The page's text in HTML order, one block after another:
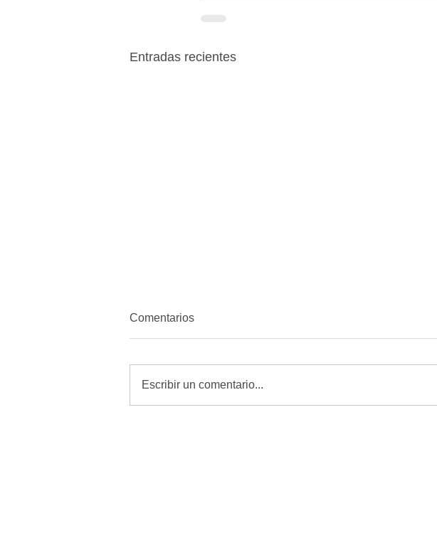
Entradas recientes
Comentarios
Escribir un comentario...